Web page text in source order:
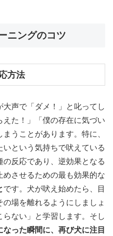
ニングのコツ
方法
声で「ダメ！」と叱ってし
えた！」「僕の存在に気づい
うことがあります。特に、
という気持ちで吠えている
反応であり、逆効果となる
させるための最も効果的な
です。犬が吠え始めたら、目
場を離れるようにしましょ
ない」と学習します。そし
った瞬間に、再び犬に注目